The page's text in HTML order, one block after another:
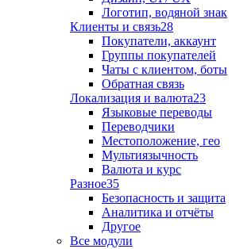
Логотип, водяной знак
Клиенты и связь28
Покупатели, аккаунт
Группы покупателей
Чаты с клиентом, боты
Обратная связь
Локализация и валюта23
Языковые переводы
Переводчики
Местоположение, гео
Мультиязычность
Валюта и курс
Разное35
Безопасность и защита
Аналитика и отчёты
Другое
Все модули